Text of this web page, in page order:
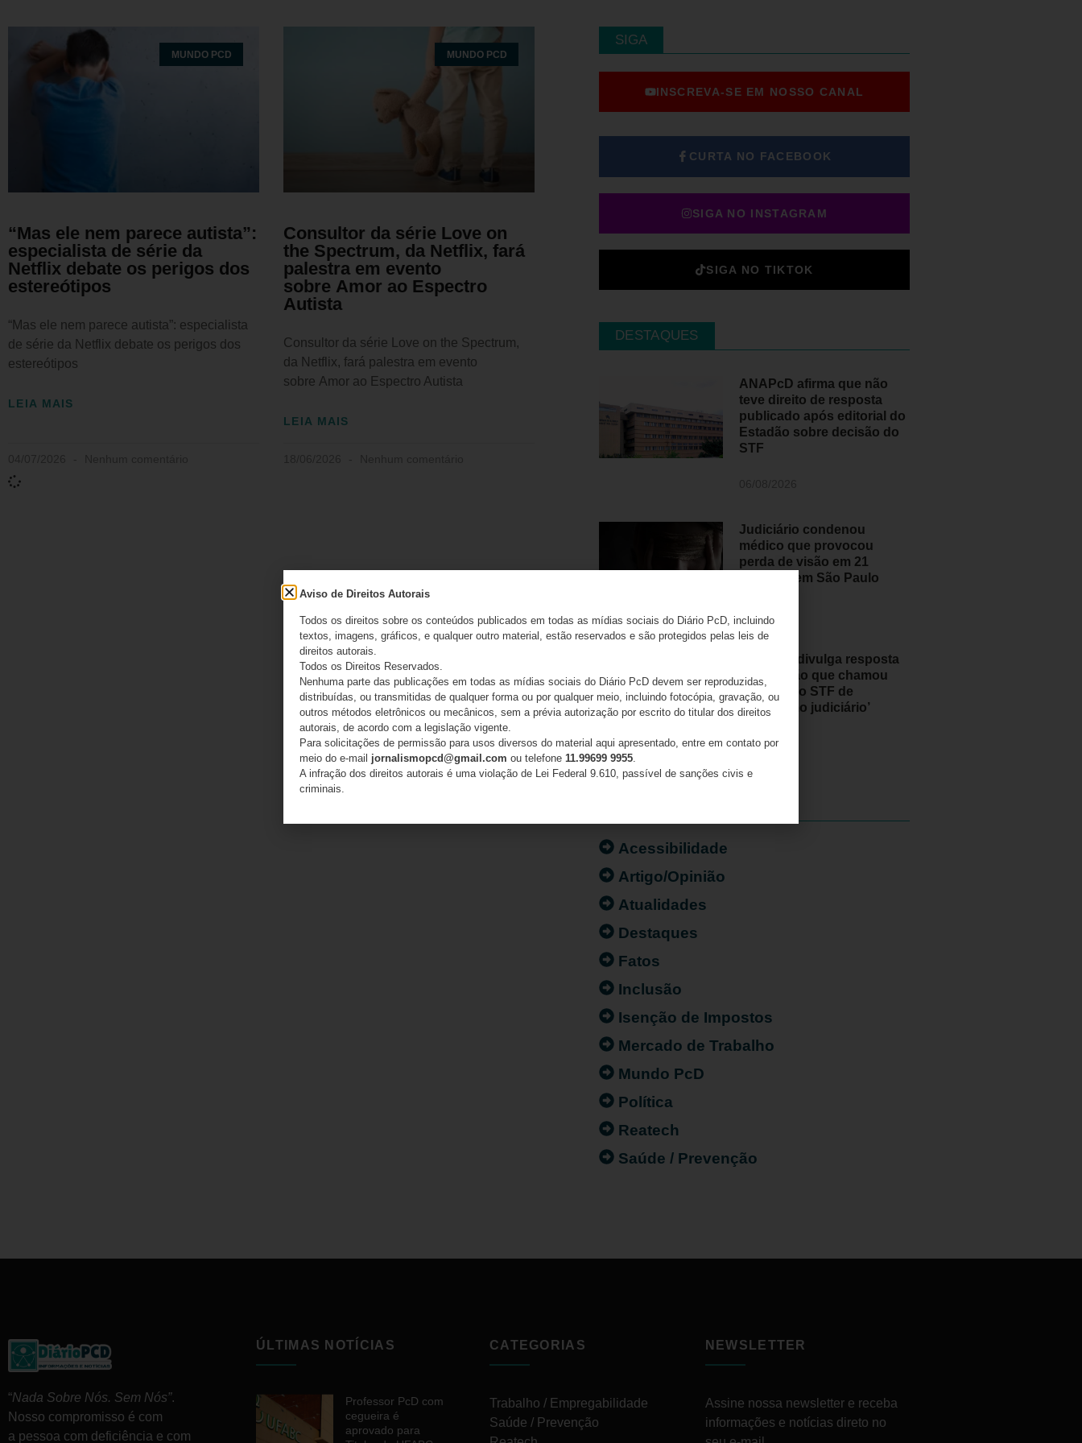
MUNDO PCD
“Mas ele nem parece autista”:
especialista de série da
Netflix debate os perigos dos
estereótipos
“Mas ele nem parece autista”: especialista
de série da Netflix debate os perigos dos
estereótipos
LEIA MAIS
MUNDO PCD
Consultor da série Love on
the Spectrum, da Netflix, fará
palestra em evento
sobre Amor ao Espectro
Autista
Consultor da série Love on the Spectrum,
da Netflix, fará palestra em evento
sobre Amor ao Espectro Autista
LEIA MAIS
SIGA
INSCREVA-SE EM NOSSO CANAL
CURTA NO FACEBOOK
SIGA NO INSTAGRAM
SIGA NO TIKTOK
DESTAQUES
ANAPcD afirma que não
teve direito de resposta
publicado após editorial do
Estadão sobre decisão do
STF
Judiciário condenou
médico que provocou
perda de visão em 21
pessoas em São Paulo
05/08/2026
ANAPcD divulga resposta
ao Estadão que chamou
decisão do STF de
‘populismo judiciário’
05/08/2026
Acessibilidade
Artigo/Opinião
Atualidades
Destaques
Fatos
Inclusão
Isenção de Impostos
Mercado de Trabalho
Mundo PcD
Política
Reatech
Saúde / Prevenção
“Nada Sobre Nós. Sem Nós”.
Nosso compromisso é com
a pessoa com deficiência e com
ÚLTIMAS NOTÍCIAS
Professor PcD com
cegueira é
aprovado para
CATEGORIAS
Trabalho / Empregabilidade
Saúde / Prevenção
NEWSLETTER
Assine nossa newsletter e receba
informações e notícias direto no
Aviso de Direitos Autorais
Todos os direitos sobre os conteúdos publicados em todas as mídias sociais do Diário PcD, incluindo
textos, imagens, gráficos, e qualquer outro material, estão reservados e são protegidos pelas leis de
direitos autorais.
Todos os Direitos Reservados.
Nenhuma parte das publicações em todas as mídias sociais do Diário PcD devem ser reproduzidas,
distribuídas, ou transmitidas de qualquer forma ou por qualquer meio, incluindo fotocópia, gravação, ou
outros métodos eletrônicos ou mecânicos, sem a prévia autorização por escrito do titular dos direitos
autorais, de acordo com a legislação vigente.
Para solicitações de permissão para usos diversos do material aqui apresentado, entre em contato por
meio do e-mail jornalismopcd@gmail.com ou telefone 11.99699 9955.
A infração dos direitos autorais é uma violação de Lei Federal 9.610, passível de sanções civis e
criminais.